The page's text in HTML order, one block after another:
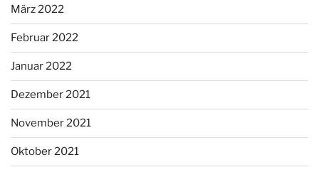
März 2022
Februar 2022
Januar 2022
Dezember 2021
November 2021
Oktober 2021